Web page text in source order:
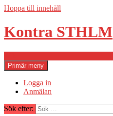
Hoppa till innehåll
Kontra STHLM
Primär meny
Logga in
Anmälan
Sök efter: